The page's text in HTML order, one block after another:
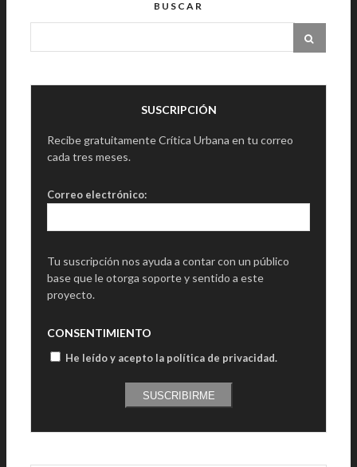
BUSCAR
SUSCRIPCIÓN
Recibe gratuitamente Crítica Urbana en tu correo
cada tres meses.
Correo electrónico:
Tu suscripción nos ayuda a contar con un público
base que le otorga soporte y sentido a este
proyecto.
CONSENTIMIENTO
He leído y acepto la política de privacidad.
SUSCRIBIRME